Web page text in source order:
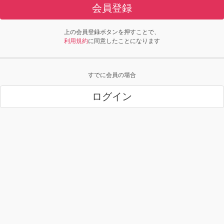
会員登録
上の会員登録ボタンを押すことで、
利用規約に同意したことになります
すでに会員の場合
ログイン